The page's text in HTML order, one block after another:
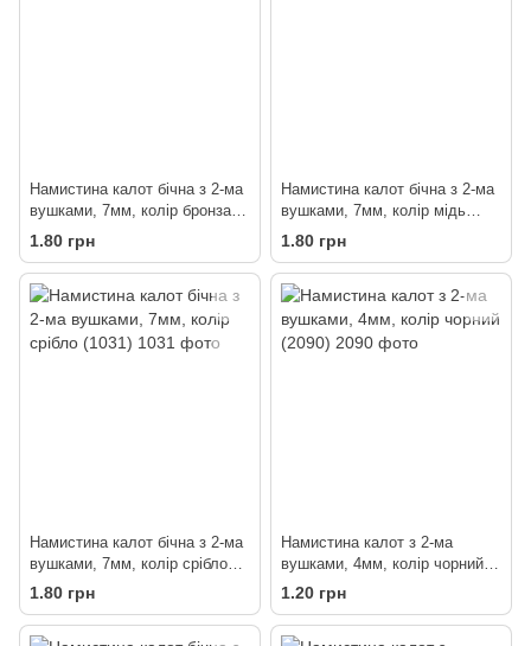
Намистина калот бічна з 2-ма
вушками, 7мм, колір бронза
(1032)
1.80 грн
Намистина калот бічна з 2-ма
вушками, 7мм, колір мідь
(100)
1.80 грн
Намистина калот бічна з 2-ма
вушками, 7мм, колір срібло
(1031)
1.80 грн
Намистина калот з 2-ма
вушками, 4мм, колір чорний
(2090)
1.20 грн